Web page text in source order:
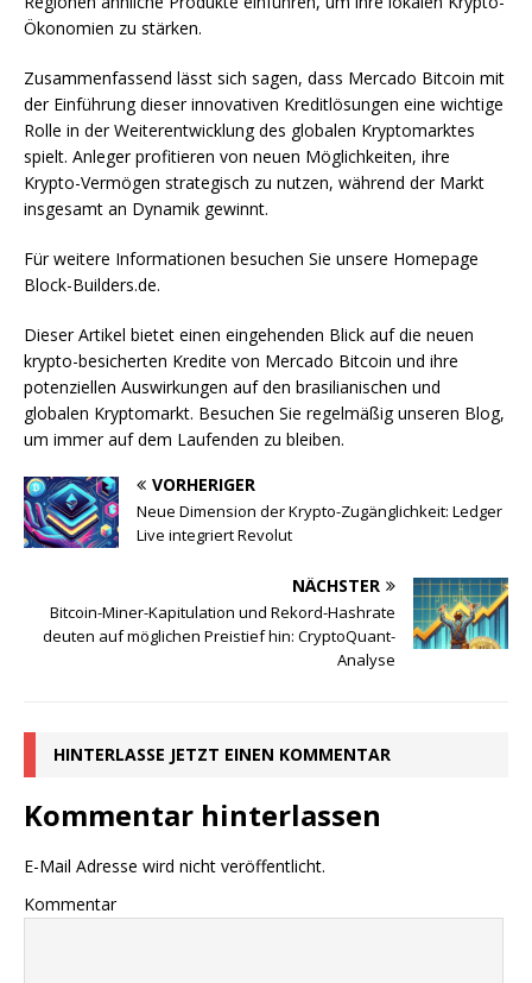
Ökonomien zu stärken.
Zusammenfassend lässt sich sagen, dass Mercado Bitcoin mit
der Einführung dieser innovativen Kreditlösungen eine wichtige
Rolle in der Weiterentwicklung des globalen Kryptomarktes
spielt. Anleger profitieren von neuen Möglichkeiten, ihre
Krypto-Vermögen strategisch zu nutzen, während der Markt
insgesamt an Dynamik gewinnt.
Für weitere Informationen besuchen Sie unsere Homepage
Block-Builders.de.
Dieser Artikel bietet einen eingehenden Blick auf die neuen
krypto-besicherten Kredite von Mercado Bitcoin und ihre
potenziellen Auswirkungen auf den brasilianischen und
globalen Kryptomarkt. Besuchen Sie regelmäßig unseren Blog,
um immer auf dem Laufenden zu bleiben.
VORHERIGER
Neue Dimension der Krypto-Zugänglichkeit: Ledger
Live integriert Revolut
NÄCHSTER
Bitcoin-Miner-Kapitulation und Rekord-Hashrate
deuten auf möglichen Preistief hin: CryptoQuant-
Analyse
HINTERLASSE JETZT EINEN KOMMENTAR
Kommentar hinterlassen
E-Mail Adresse wird nicht veröffentlicht.
Kommentar